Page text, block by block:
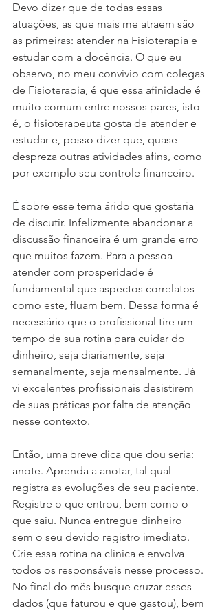
Devo dizer que de todas essas
atuações, as que mais me atraem são
as primeiras: atender na Fisioterapia e
estudar com a docência. O que eu
observo, no meu convívio com colegas
de Fisioterapia, é que essa afinidade é
muito comum entre nossos pares, isto
é, o fisioterapeuta gosta de atender e
estudar e, posso dizer que, quase
despreza outras atividades afins, como
por exemplo seu controle financeiro.
É sobre esse tema árido que gostaria
de discutir. Infelizmente abandonar a
discussão financeira é um grande erro
que muitos fazem. Para a pessoa
atender com prosperidade é
fundamental que aspectos correlatos
como este, fluam bem. Dessa forma é
necessário que o profissional tire um
tempo de sua rotina para cuidar do
dinheiro, seja diariamente, seja
semanalmente, seja mensalmente. Já
vi excelentes profissionais desistirem
de suas práticas por falta de atenção
nesse contexto.
Então, uma breve dica que dou seria:
anote. Aprenda a anotar, tal qual
registra as evoluções de seu paciente.
Registre o que entrou, bem como o
que saiu. Nunca entregue dinheiro
sem o seu devido registro imediato.
Crie essa rotina na clínica e envolva
todos os responsáveis nesse processo.
No final do mês busque cruzar esses
dados (que faturou e que gastou), bem